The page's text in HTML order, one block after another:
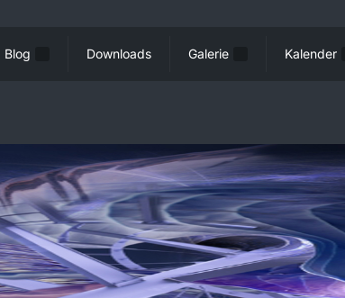
Blog Downloads Galerie Kalender